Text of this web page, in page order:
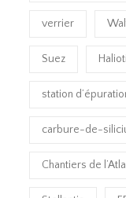
verrier
Suez
station
carbure-de-
Chantiers de